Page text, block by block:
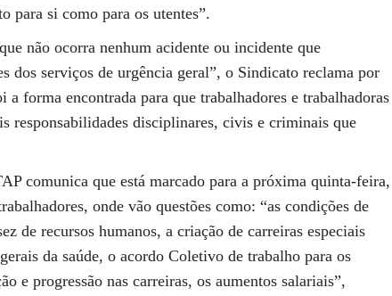
para si como para os utentes”.
não ocorra nenhum acidente ou incidente que
dos serviços de urgência geral”, o Sindicato reclama por
a forma encontrada para que trabalhadores e trabalhadoras
responsabilidades disciplinares, civis e criminais que
comunica que está marcado para a próxima quinta-feira,
onde vão questões como: “as condições de
de recursos humanos, a criação de carreiras especiais
da saúde, o acordo Coletivo de trabalho para os
e progressão nas carreiras, os aumentos salariais”,